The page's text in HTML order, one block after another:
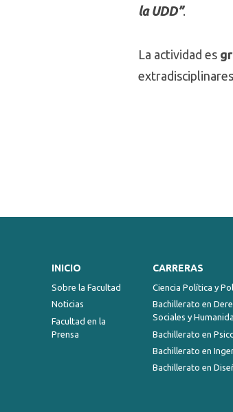
la UDD”.
La actividad es
INICIO
Sobre la Facultad
Noticias
Facultad en la
Prensa
CARRERAS
Ciencia Política y
Bachillerato en
Sociales y
Bachillerato en
Bachillerato en
Bachillerato en